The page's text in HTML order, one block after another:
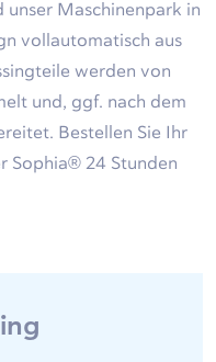
Maschinenpark in
vollautomatisch aus
werden von
und, ggf. nach dem
Bestellen Sie Ihr
Sophia® 24 Stunden